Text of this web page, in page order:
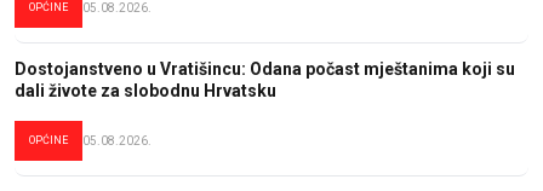
OPĆINE 05.08.2026.
Dostojanstveno u Vratišincu: Odana počast mještanima koji su
dali živote za slobodnu Hrvatsku
OPĆINE 05.08.2026.